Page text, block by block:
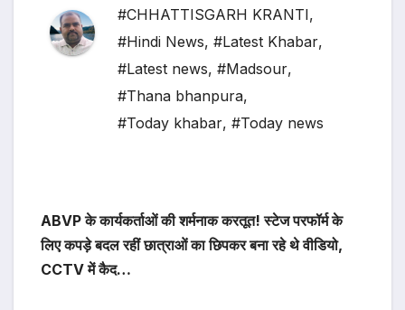
#CHHATTISGARH KRANTI,
#Hindi News, #Latest Khabar,
#Latest news, #Madsour,
#Thana bhanpura,
#Today khabar, #Today news
ABVP के कार्यकर्ताओं की शर्मनाक करतूत! स्टेज परफॉर्म के
लिए कपड़े बदल रहीं छात्राओं का छिपकर बना रहे थे वीडियो,
CCTV में कैद…